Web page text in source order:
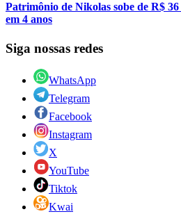
Patrimônio de Nikolas sobe de R$
em 4 anos
Siga nossas redes
WhatsApp
Telegram
Facebook
Instagram
X
YouTube
Tiktok
Kwai